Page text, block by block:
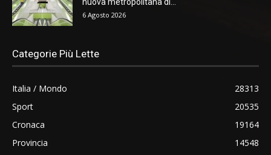
6 Agosto 2026
Categorie Più Lette
Italia / Mondo
28313
Sport
20535
Cronaca
19164
Provincia
14548